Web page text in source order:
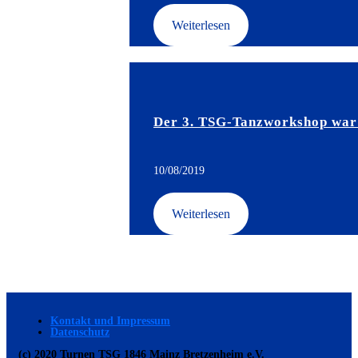
Weiterlesen
Der 3. TSG-Tanzworkshop
10/08/2019
Weiterlesen
Kontakt und Impressum
Datenschutz
(c) 2020 Turnen TSG 1846 Mainz Bretzenheim e.V.